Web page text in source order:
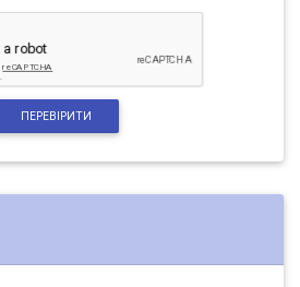
ПЕРЕВІРИТИ